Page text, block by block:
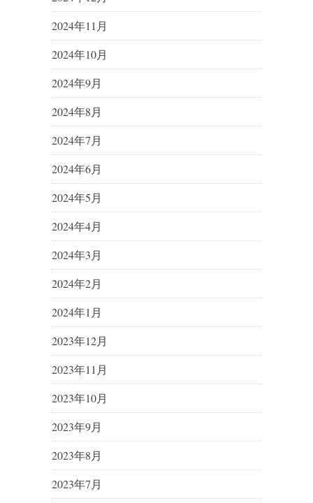
2024年11月
2024年10月
2024年9月
2024年8月
2024年7月
2024年6月
2024年5月
2024年4月
2024年3月
2024年2月
2024年1月
2023年12月
2023年11月
2023年10月
2023年9月
2023年8月
2023年7月